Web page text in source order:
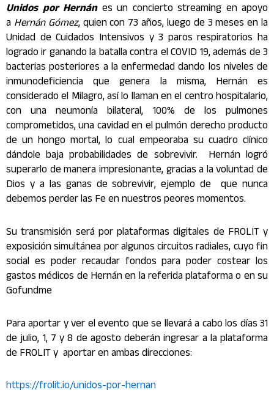
Unidos por Hernánes un concierto streaming en apoyo
a Hernán Gómez, quien con 73 años, luego de 3 meses en la
Unidad de Cuidados Intensivos y 3 paros respiratorios ha
logrado ir ganando la batalla contra el COVID 19, además de 3
bacterias posteriores a la enfermedad dando los niveles de
inmunodeficiencia que genera la misma, Hernán es
considerado el Milagro, así lo llaman en el centro hospitalario,
con una neumonía bilateral, 100% de los pulmones
comprometidos, una cavidad en el pulmón derecho producto
de un hongo mortal, lo cual empeoraba su cuadro clínico
dándole baja probabilidades de sobrevivir. Hernán logró
superarlo de manera impresionante, gracias a la voluntad de
Dios y a las ganas de sobrevivir, ejemplo de que nunca
debemos perder las Fe en nuestros peores momentos.
Su transmisión será por plataformas digitales de FROLIT y
exposición simultánea por algunos circuitos radiales, cuyo fin
social es poder recaudar fondos para poder costear los
gastos médicos de Hernán en la referida plataforma o en su
Gofundme
Para aportar y ver el evento que se llevará a cabo los días 31
de julio, 1, 7 y 8 de agosto deberán ingresar a la plataforma
de FROLIT y aportar en ambas direcciones:
https://frolit.io/unidos-por-hernan